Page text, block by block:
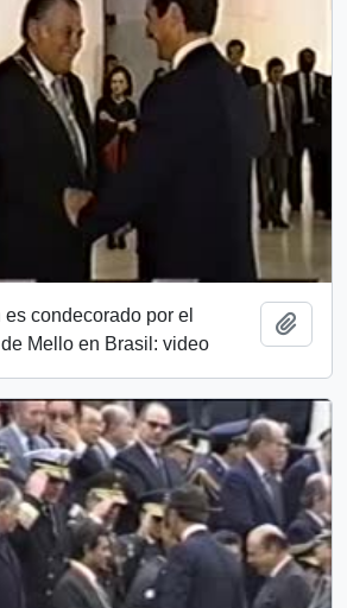
condecorado por el
Mello en Brasil: video